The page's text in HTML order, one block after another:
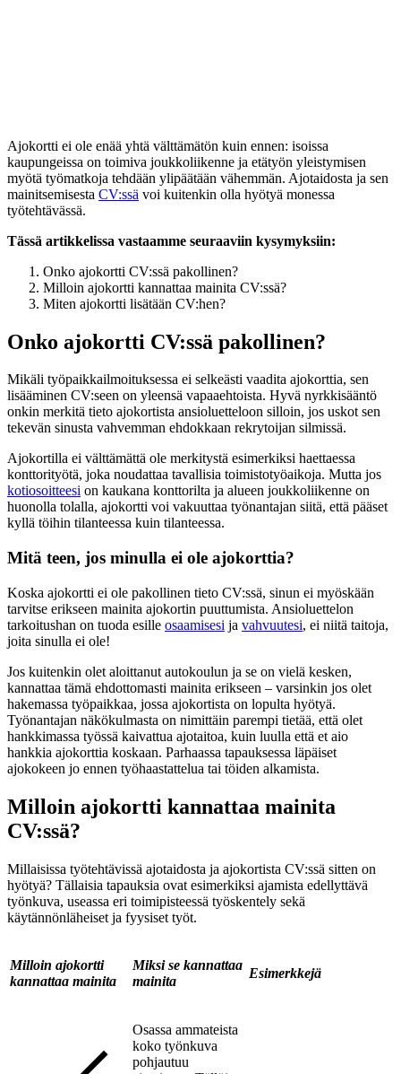
Ajokortti ei ole enää yhtä välttämätön kuin ennen: isoissa
kaupungeissa on toimiva joukkoliikenne ja etätyön yleistymisen
myötä työmatkoja tehdään ylipäätään vähemmän. Ajotaidosta ja sen
mainitsemisesta CV:ssä voi kuitenkin olla hyötyä monessa
työtehtävässä.
Tässä artikkelissa vastaamme seuraaviin kysymyksiin:
Onko ajokortti CV:ssä pakollinen?
Milloin ajokortti kannattaa mainita CV:ssä?
Miten ajokortti lisätään CV:hen?
Onko ajokortti CV:ssä pakollinen?
Mikäli työpaikkailmoituksessa ei selkeästi vaadita ajokorttia, sen
lisääminen CV:seen on yleensä vapaaehtoista. Hyvä nyrkkisääntö
onkin merkitä tieto ajokortista ansioluetteloon silloin, jos uskot sen
tekevän sinusta vahvemman ehdokkaan rekrytoijan silmissä.
Ajokortilla ei välttämättä ole merkitystä esimerkiksi haettaessa
konttorityötä, joka noudattaa tavallisia toimistotyöaikoja. Mutta jos
kotiosoitteesi on kaukana konttorilta ja alueen joukkoliikenne on
huonolla tolalla, ajokortti voi vakuuttaa työnantajan siitä, että pääset
kyllä töihin tilanteessa kuin tilanteessa.
Mitä teen, jos minulla ei ole ajokorttia?
Koska ajokortti ei ole pakollinen tieto CV:ssä, sinun ei myöskään
tarvitse erikseen mainita ajokortin puuttumista. Ansioluettelon
tarkoitushan on tuoda esille osaamisesi ja vahvuutesi, ei niitä taitoja,
joita sinulla ei ole!
Jos kuitenkin olet aloittanut autokoulun ja se on vielä kesken,
kannattaa tämä ehdottomasti mainita erikseen – varsinkin jos olet
hakemassa työpaikkaa, jossa ajokortista on lopulta hyötyä.
Työnantajan näkökulmasta on nimittäin parempi tietää, että olet
hankkimassa työssä kaivattua ajotaitoa, kuin luulla että et aio
hankkia ajokorttia koskaan. Parhaassa tapauksessa läpäiset
ajokokeen jo ennen työhaastattelua tai töiden alkamista.
Milloin ajokortti kannattaa mainita
CV:ssä?
Millaisissa työtehtävissä ajotaidosta ja ajokortista CV:ssä sitten on
hyötyä? Tällaisia tapauksia ovat esimerkiksi ajamista edellyttävä
työnkuva, useassa eri toimipisteessä työskentely sekä
käytännönläheiset ja fyysiset työt.
Milloin ajokortti
kannattaa mainita
Miksi se kannattaa
mainita
Esimerkkejä
Osassa ammateista
koko työnkuva
pohjautuu